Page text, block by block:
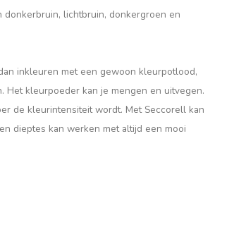
lichtbruin, donkergroen en
inkleuren met een gewoon kleurpotlood,
Het kleurpoeder kan je mengen en uitvegen.
de kleurintensiteit wordt. Met Seccorell kan
dieptes kan werken met altijd een mooi